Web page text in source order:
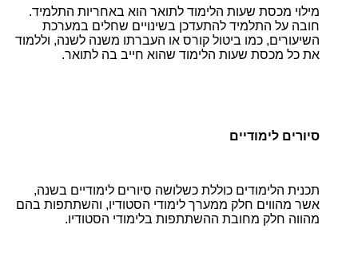
מילוי מכסת שעות הלימוד לתואר הוא באחריות התלמיד.
חובה על התלמיד להתעדכן בשינויים שחלים במערכת
השיעורים, כמו ביטול קורס או העברתו משנה לשנה, וללמוד
את כל מכסת שעות הלימוד שהוא חייב בה לתואר.
סיורים לימודיים
תכנית הלימודים כוללת כשלושה סיורים לימודיים בשנה,
אשר מהווים חלק ממערך לימודי הסטודיו, והשתתפות בהם
מהווה חלק מחובת ההשתתפות בלימודי הסטודיו.